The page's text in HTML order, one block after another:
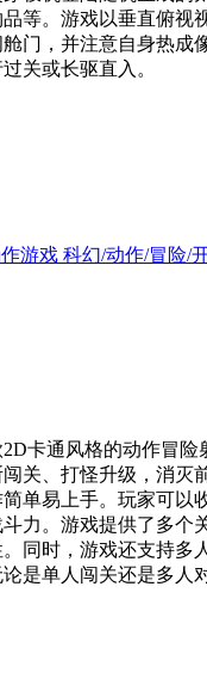
等。游戏以垂直俯视
门，并注意自身热成
关或长驱直入。
作游戏 科幻/动作/冒险/
2D卡通风格的动作冒
关、打怪升级，消灭
单易上手。玩家可以
力。游戏提供了多个
同时，游戏还支持多
是单人闯关还是多人